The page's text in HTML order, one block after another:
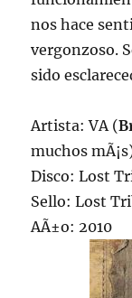
nos hace
vergonzoso.
sido
Artista: VA (
muchos
Disco: Lost
Sello: Lost
AÃ±o: 2010